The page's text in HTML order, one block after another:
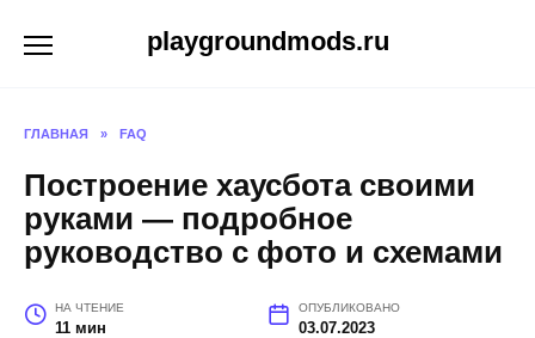
playgroundmods.ru
ГЛАВНАЯ » FAQ
Построение хаусбота своими
руками — подробное
руководство с фото и схемами
НА ЧТЕНИЕ
11 мин
ОПУБЛИКОВАНО
03.07.2023